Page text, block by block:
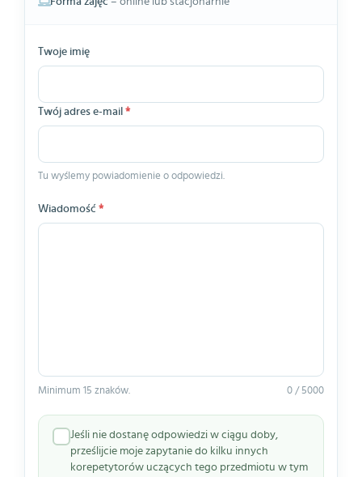
Twoje imię
Twój adres e-mail *
Tu wyślemy powiadomienie o odpowiedzi.
Wiadomość *
Minimum 15 znaków. 0 / 5000
Jeśli nie dostanę odpowiedzi w ciągu doby,
prześlijcie moje zapytanie do kilku innych
korepetytorów uczących tego przedmiotu w tym